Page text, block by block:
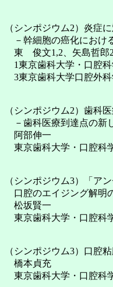
（シンポジウム2）炎症
－幹細胞の癌化におけ
東 俊文1,2、矢島哲郎
1東京歯科大学・口腔科
3東京歯科大学口腔外
（シンポジウム2）歯科
－歯科医療到達点の新
阿部伸一
東京歯科大学・口腔科
（シンポジウム3）「ア
口腔のエイジング解明
松坂賢一
東京歯科大学・口腔科
（シンポジウム3）口腔
橋本貞充
東京歯科大学・口腔科